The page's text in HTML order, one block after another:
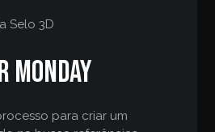
Selo 3D
Monday
para criar um